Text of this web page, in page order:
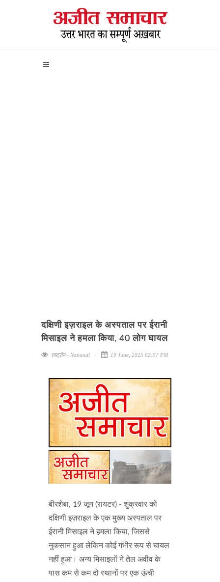
दक्षिणी इज़राइल के अस्पताल पर ईरानी
मिसाइल ने हमला किया, 40 लोग घायल
राष्ट्रीय - National 19 June, 2025 02:57 PM
बीरशेबा, 19 जून (रायटर) - शुक्रवार को
दक्षिणी इज़राइल के एक मुख्य अस्पताल पर
ईरानी मिसाइल ने हमला किया, जिससे
नुकसान हुआ लेकिन कोई गंभीर रूप से घायल
नहीं हुआ। अन्य मिसाइलों ने तेल अवीव के
पास कम से कम दो स्थानों पर एक ऊंची